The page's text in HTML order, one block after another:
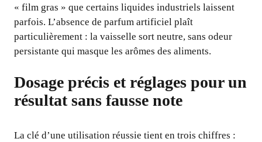
« film gras » que certains liquides industriels laissent
parfois. L’absence de parfum artificiel plaît
particulièrement : la vaisselle sort neutre, sans odeur
persistante qui masque les arômes des aliments.
Dosage précis et réglages pour un
résultat sans fausse note
La clé d’une utilisation réussie tient en trois chiffres :